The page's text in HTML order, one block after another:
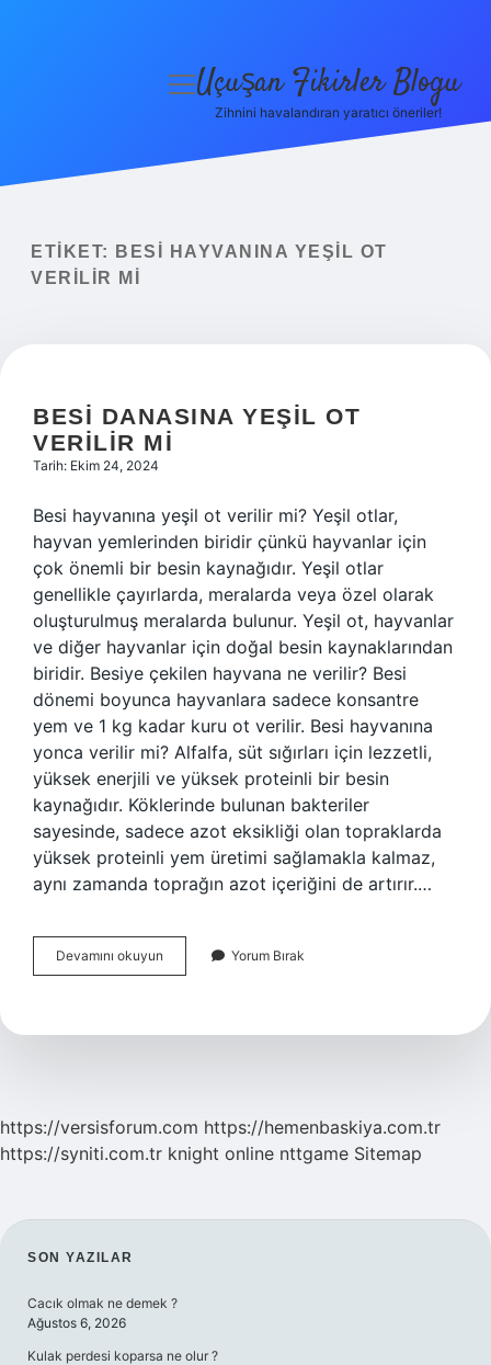
Yasal Uyarı
menüyü
Uçuşan Fikirler Blogu
Zihnini havalandıran yaratıcı öneriler!
ETIKET:
BESI HAYVANINA YEŞIL OT
VERILIR MI
BESI DANASINA YEŞIL OT
VERILIR MI
Tarih: Ekim 24, 2024
Besi hayvanına yeşil ot verilir mi? Yeşil otlar,
hayvan yemlerinden biridir çünkü hayvanlar için
çok önemli bir besin kaynağıdır. Yeşil otlar
genellikle çayırlarda, meralarda veya özel olarak
oluşturulmuş meralarda bulunur. Yeşil ot, hayvanlar
ve diğer hayvanlar için doğal besin kaynaklarından
biridir. Besiye çekilen hayvana ne verilir? Besi
dönemi boyunca hayvanlara sadece konsantre
yem ve 1 kg kadar kuru ot verilir. Besi hayvanına
yonca verilir mi? Alfalfa, süt sığırları için lezzetli,
yüksek enerjili ve yüksek proteinli bir besin
kaynağıdır. Köklerinde bulunan bakteriler
sayesinde, sadece azot eksikliği olan topraklarda
yüksek proteinli yem üretimi sağlamakla kalmaz,
aynı zamanda toprağın azot içeriğini de artırır.…
Devamını okuyun
Danasına
Verilir
Yorum Bırak
https://versisforum.com https://hemenbaskiya.com.tr
https://syniti.com.tr knight online nttgame Sitemap
SIDEBAR
SON YAZILAR
Cacık olmak ne demek ?
Ağustos 6, 2026
Kulak perdesi koparsa ne olur ?